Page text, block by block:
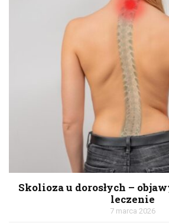
Skolioza u dorosłych –
leczenie
7 marca 2026